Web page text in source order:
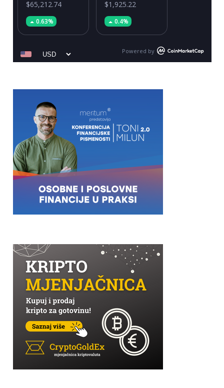
$65,212.74
0.63%
$1,925.22
0.4%
Powered by